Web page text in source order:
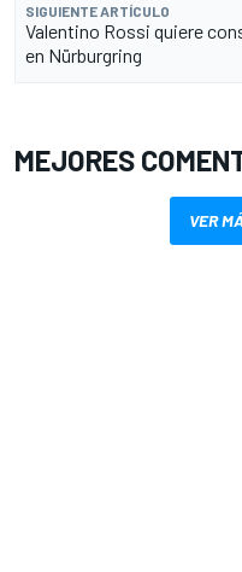
SIGUIENTE ARTÍCULO
Valentino Rossi quiere
en Nürburgring
MEJORES
VER